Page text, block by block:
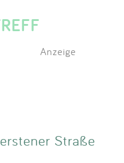
Anzeige
Straße